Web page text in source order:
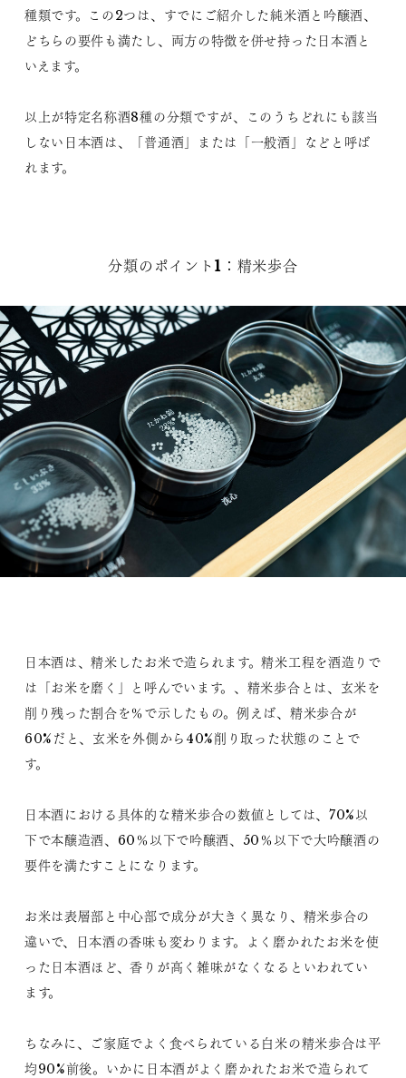
種類です。この2つは、すでにご紹介した純米酒と吟醸酒、
どちらの要件も満たし、両方の特徴を併せ持った日本酒と
いえます。
以上が特定名称酒8種の分類ですが、このうちどれにも該当
しない日本酒は、「普通酒」または「一般酒」などと呼ば
れます。
分類のポイント1：精米歩合
日本酒は、精米したお米で造られます。精米工程を酒造りで
は「お米を磨く」と呼んでいます。、精米歩合とは、玄米を
削り残った割合を％で示したもの。例えば、精米歩合が
60%だと、玄米を外側から40%削り取った状態のことで
す。
日本酒における具体的な精米歩合の数値としては、70%以
下で本醸造酒、60％以下で吟醸酒、50％以下で大吟醸酒の
要件を満たすことになります。
お米は表層部と中心部で成分が大きく異なり、精米歩合の
違いで、日本酒の香味も変わります。よく磨かれたお米を使
った日本酒ほど、香りが高く雑味がなくなるといわれてい
ます。
ちなみに、ご家庭でよく食べられている白米の精米歩合は平
均90%前後。いかに日本酒がよく磨かれたお米で造られて